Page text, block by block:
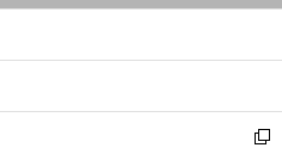
ン
ウ
開
く
新